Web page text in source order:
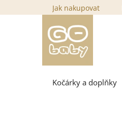
na
Jak nakupovat
Kočárky a doplňky